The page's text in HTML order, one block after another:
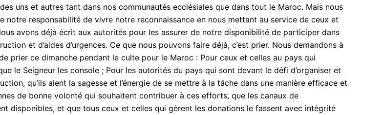
uns et autres tant dans nos communautés ecclésiales que dans tout le Maroc. Mais nous
notre responsabilité de vivre notre reconnaissance en nous mettant au service de ceux et
avons déjà écrit aux autorités pour les assurer de notre disponibilité de participer dans
et d’aides d’urgences. Ce que nous pouvons faire déjà, c’est prier. Nous demandons à
prier ce dimanche pendant le culte pour le Maroc : Pour ceux et celles au pays qui
le Seigneur les console ; Pour les autorités du pays qui sont devant le défi d’organiser et
qu’ils aient la sagesse et l’énergie de se mettre à la tâche dans une manière efficace et
de bonne volonté qui souhaitent contribuer à ces efforts, que les canaux de
disponibles, et que tous ceux et celles qui gèrent les donations le fassent avec intégrité